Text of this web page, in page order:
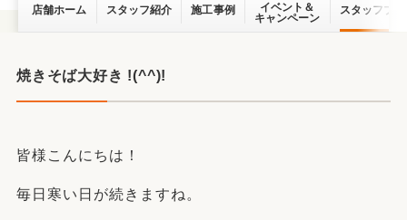
店舗ホーム スタッフ紹介 施工事例
イベント＆
キャンペーン
スタッフブ
焼きそば大好き !(^^)!
皆様こんにちは！
毎日寒い日が続きますね。